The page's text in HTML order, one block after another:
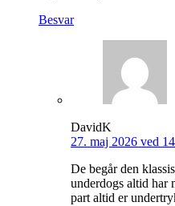
Besvar
DavidK
27. maj 2026 ved
De begår den
underdogs altid har
part altid er